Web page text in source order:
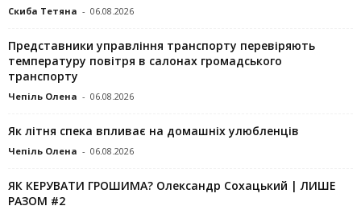
Скиба Тетяна - 06.08.2026
Представники управління транспорту перевіряють
температуру повітря в салонах громадського
транспорту
Чепіль Олена - 06.08.2026
Як літня спека впливає на домашніх улюбленців
Чепіль Олена - 06.08.2026
ЯК КЕРУВАТИ ГРОШИМА? Олександр Сохацький | ЛИШЕ
РАЗОМ #2